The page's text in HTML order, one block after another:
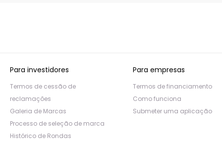
Para investidores
Termos de cessão de
reclamações
Galeria de Marcas
Processo de seleção de marca
Histórico de Rondas
Para empresas
Termos de financiamento
Como funciona
Submeter uma aplicação